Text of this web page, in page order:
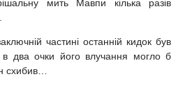
мить Мавпи кілька разів
частині останній кидок був
два очки його влучання могло б
схибив…